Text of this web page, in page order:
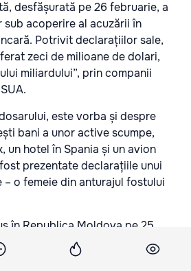
desfășurată pe 26 februarie, a
acoperire al acuzării în
Potrivit declarațiilor sale,
zeci de milioane de dolari,
miliardului”, prin companii
este vorba și despre
bani a unor active scumpe,
un hotel în Spania și un avion
prezentate declarațiile unui
o femeie din anturajul fostului
în Republica Moldova pe 25
ani petrecuți în afara țării. În
în cinci dosare penale, însă